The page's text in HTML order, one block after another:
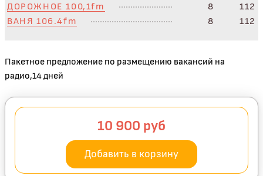
ДОРОЖНОЕ 100,1fm 8
112
ВАНЯ 106.4fm
8 112
Пакетное предложение по размещению вакансий на
радио,14 дней
10 900 руб
Добавить в корзину